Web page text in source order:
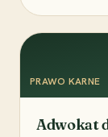
PRAWO KARNE
Adwokat